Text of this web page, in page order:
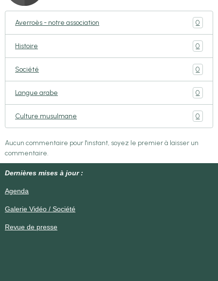
Averroès - notre association 0
Histoire 0
Société 0
Langue arabe 0
Culture musulmane 0
Aucun commentaire pour l'instant, soyez le premier à laisser un
commentaire.
Dernières mises à jour :
Agenda
Galerie Vidéo / Société
Revue de presse